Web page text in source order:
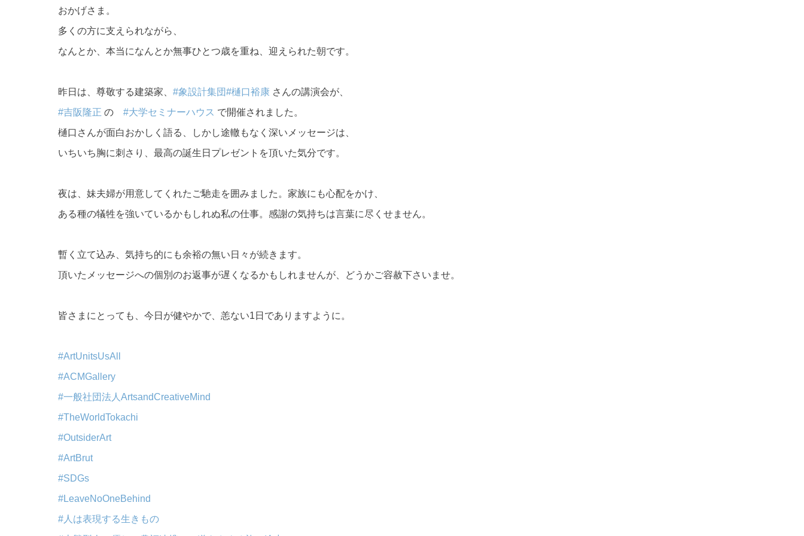
おかげさま。
多くの方に支えられながら、
なんとか、本当になんとか無事ひとつ歳を重ね、迎えられた朝です。
昨日は、尊敬する建築家、 #象設計集団#樋口裕康 さんの講演会が、
#吉阪隆正 の #大学セミナーハウス で開催されました。
樋口さんが面白おかしく語る、しかし途轍もなく深いメッセージは、
いちいち胸に刺さり、最高の誕生日プレゼントを頂いた気分です。
夜は、妹夫婦が用意してくれたご馳走を囲みました。家族にも心配をかけ、
ある種の犠牲を強いているかもしれぬ私の仕事。感謝の気持ちは言葉に尽くせません。
暫く立て込み、気持ち的にも余裕の無い日々が続きます。
頂いたメッセージへの個別のお返事が遅くなるかもしれませんが、どうかご容赦下さいませ。
皆さまにとっても、今日が健やかで、恙ない1日でありますように。
#ArtUnitsUsAll
#ACMGallery
#一般社団法人ArtsandCreativeMind
#TheWorldTokachi
#OutsiderArt
#ArtBrut
#SDGs
#LeaveNoOneBehind
#人は表現する生きもの